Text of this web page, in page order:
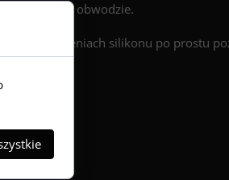
na całym obwodzie.
w zagłębieniach silikonu po prostu